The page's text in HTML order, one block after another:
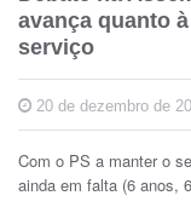
avança quanto
serviço
20 de dezembro de
Com o PS a manter o
ainda em falta (6 anos,